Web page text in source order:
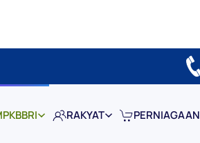
RAKYAT PERNIAGAAN